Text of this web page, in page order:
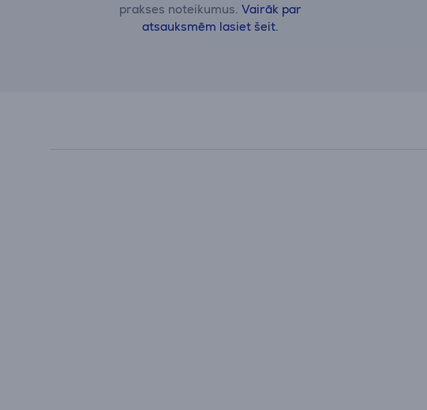
prakses noteikumus.Vairāk par
atsauksmēm lasiet šeit.